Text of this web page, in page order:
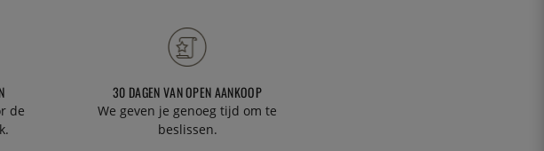
de
30 DAGEN VAN OPEN AANKOOP
We geven je genoeg tijd om te
beslissen.